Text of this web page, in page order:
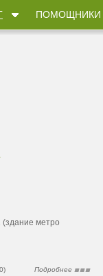
ПОМОЩНИКИ
(здание метро
Подробнее